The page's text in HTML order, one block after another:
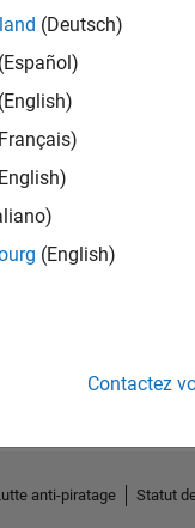
(Deutsch)
(Español)
(English)
(English)
Contactez
anti-piratage Statut